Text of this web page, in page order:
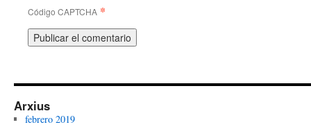
Código CAPTCHA *
Arxius
febrero 2019